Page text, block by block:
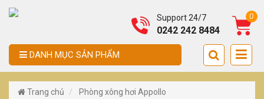
Support 24/7
0242 242 8484
0
DANH MỤC SẢN PHẨM
Trang chủ
Phòng xông hơi Appollo